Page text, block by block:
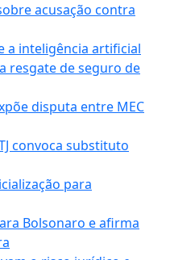
acusação contra
a inteligência artificial
resgate de seguro de
disputa entre MEC
convoca substituto
para
Bolsonaro e afirma